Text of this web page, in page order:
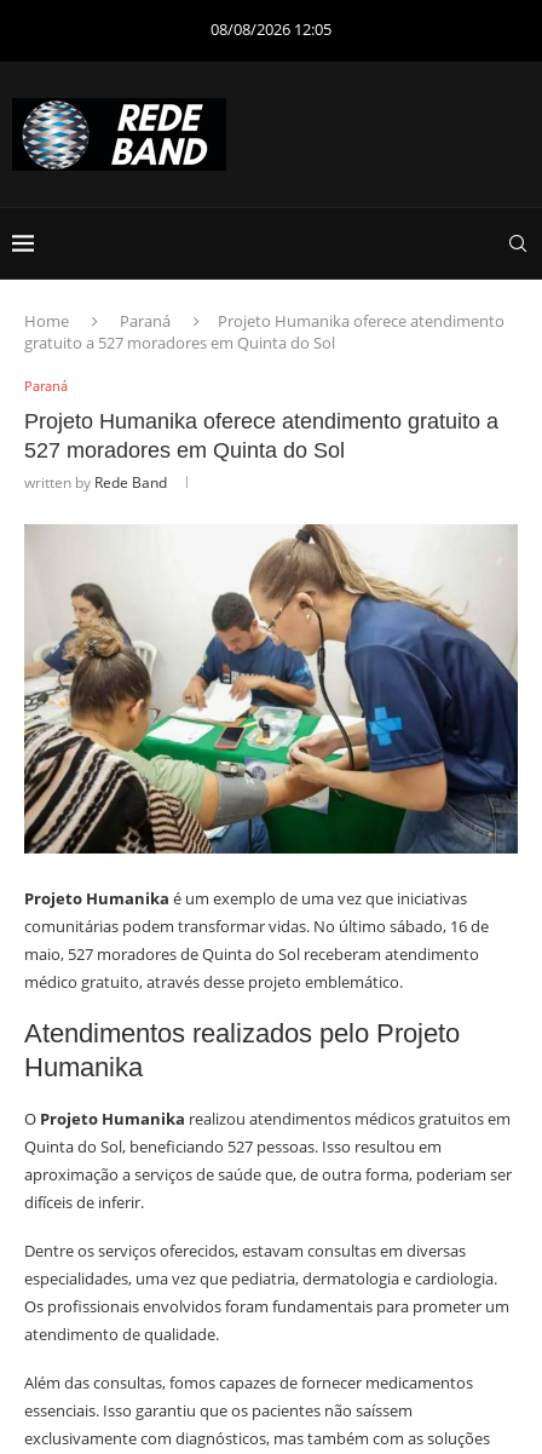
08/08/2026 12:05
Home Paraná
Projeto Humanika oferece atendimento
gratuito a 527 moradores em Quinta do Sol
Paraná
Projeto Humanika oferece atendimento gratuito a
527 moradores em Quinta do Sol
written by Rede Band
Projeto Humanika é um exemplo de uma vez que iniciativas
comunitárias podem transformar vidas. No último sábado, 16 de
maio, 527 moradores de Quinta do Sol receberam atendimento
médico gratuito, através desse projeto emblemático.
Atendimentos realizados pelo Projeto
Humanika
O Projeto Humanika realizou atendimentos médicos gratuitos em
Quinta do Sol, beneficiando 527 pessoas. Isso resultou em
aproximação a serviços de saúde que, de outra forma, poderiam ser
difíceis de inferir.
Dentre os serviços oferecidos, estavam consultas em diversas
especialidades, uma vez que pediatria, dermatologia e cardiologia.
Os profissionais envolvidos foram fundamentais para prometer um
atendimento de qualidade.
Além das consultas, fomos capazes de fornecer medicamentos
essenciais. Isso garantiu que os pacientes não saíssem
exclusivamente com diagnósticos, mas também com as soluções